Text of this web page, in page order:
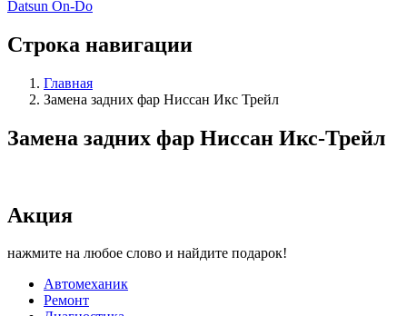
Datsun On-Do
Строка навигации
Главная
Замена задних фар Ниссан Икс Трейл
Замена задних фар Ниссан Икс-Трейл
Акция
нажмите на любое слово и найдите подарок!
Автомеханик
Ремонт